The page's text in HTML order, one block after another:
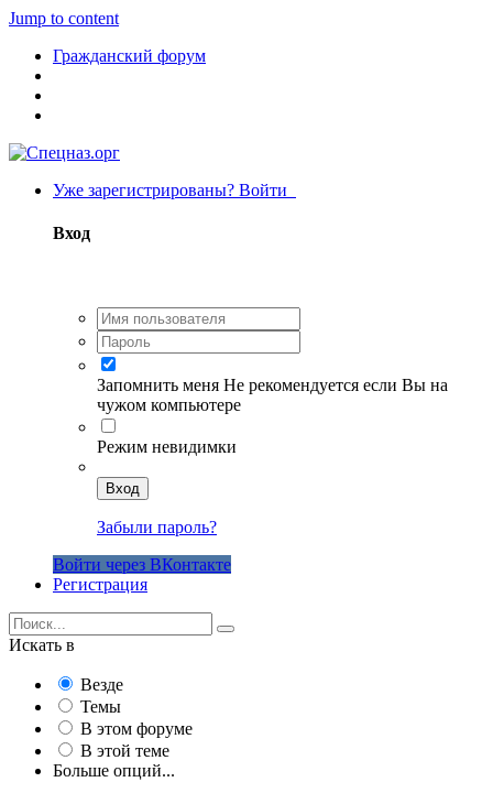
Jump to content
Гражданский форум
Уже зарегистрированы? Войти
Вход
Запомнить меня Не рекомендуется если Вы на
чужом компьютере
Режим невидимки
Вход
Забыли пароль?
Войти через ВКонтакте
Регистрация
Искать в
Везде
Темы
В этом форуме
В этой теме
Больше опций...